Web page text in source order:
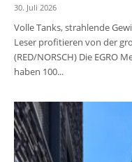
30. Juli 2026
Volle Tanks, strahlende
Leser profitieren von der
(RED/NORSCH) Die EGRO
haben 100...